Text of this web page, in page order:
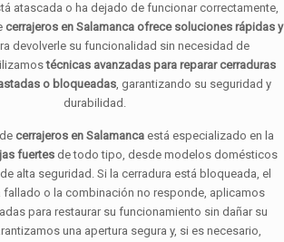
atascada o ha dejado de funcionar correctamente,
cerrajeros en Salamanca ofrece soluciones rápidas y
devolverle su funcionalidad sin necesidad de
técnicas avanzadas para reparar cerraduras
o bloqueadas, garantizando su seguridad y
durabilidad.
cerrajeros en Salamanca está especializado en la
fuertes de todo tipo, desde modelos domésticos
alta seguridad. Si la cerradura está bloqueada, el
fallado o la combinación no responde, aplicamos
para restaurar su funcionamiento sin dañar su
una apertura segura y, si es necesario,